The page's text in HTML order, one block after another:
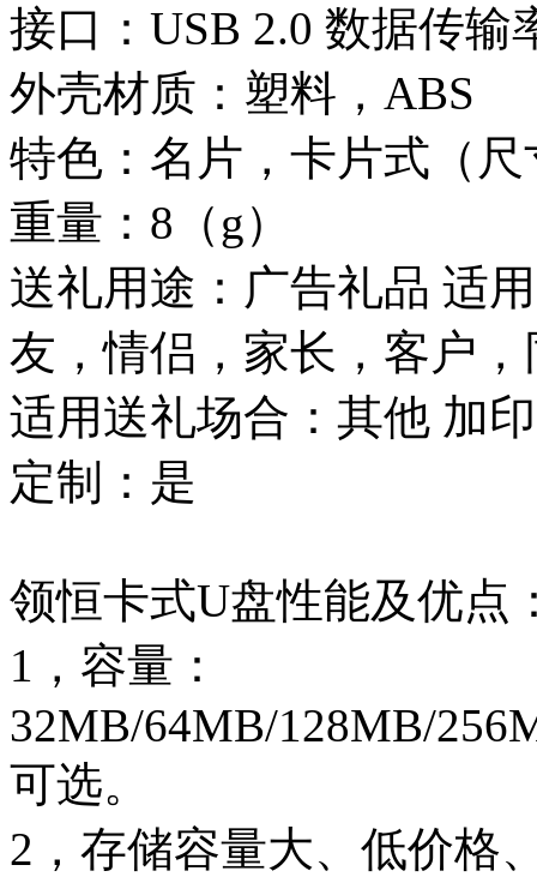
接口：USB 2.0 数据传输
外壳材质：塑料，ABS
特色：名片，卡片式（
重量：8（g）
送礼用途：广告礼品 适
友，情侣，家长，客户，
适用送礼场合：其他 加
定制：是
领恒卡式U盘性能及优点
1，容量：
32MB/64MB/128MB/
可选。
2，存储容量大、低价格